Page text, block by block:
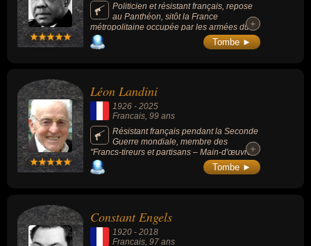
Politicien et résistant français, repose
au Panthéon, sitôt la France
métropolitaine occupée par les armées du
IIIe Reich, étant le gouverneur du Tchad,
alors possession coloniale française, il range
+
+
Tombe ►
Léon Landini
1926 - 2025
Francais, 99 ans
Résistant français pendant la Seconde
Guerre mondiale, membre des
"Francs-tireurs et partisans – Main-d'œuvre
immigrée" (FTP-MOI), connu comme militant
communiste et témoin actif de la mémoire de
+
+
Tombe ►
Constant Engels
1920 - 2018
Francais , 97 ans